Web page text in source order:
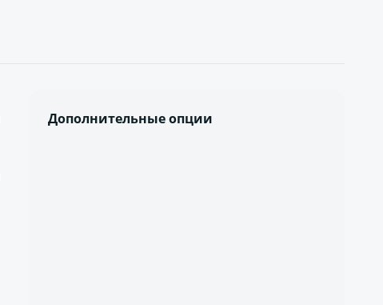
Дополнительные опции